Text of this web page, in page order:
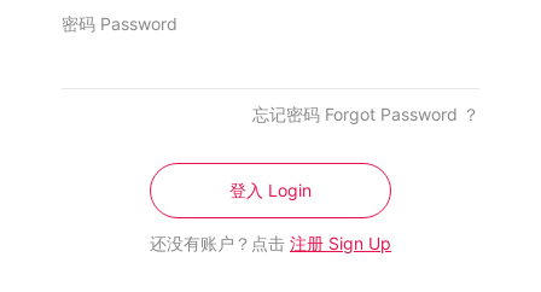
密码 Password
忘记密码 Forgot Password ？
登入 Login
还没有账户？点击 注册 Sign Up
6 Aug, 2026
相关新闻